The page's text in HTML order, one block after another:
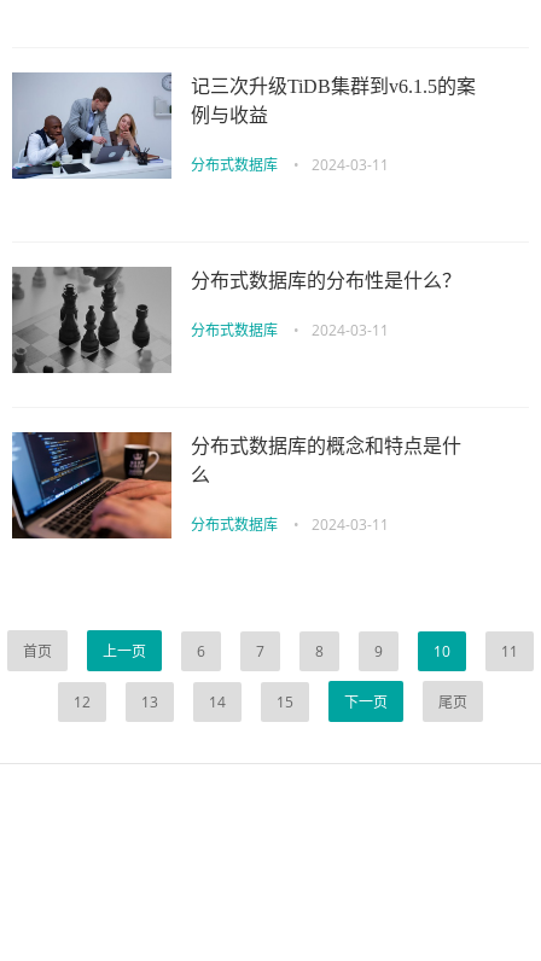
记三次升级TiDB集群到v6.1.5的案
例与收益
分布式数据库 • 2024-03-11
分布式数据库的分布性是什么？
分布式数据库 • 2024-03-11
分布式数据库的概念和特点是什
么
分布式数据库 • 2024-03-11
首页 上一页 6 7 8 9 10 11
12 13 14 15 下一页 尾页